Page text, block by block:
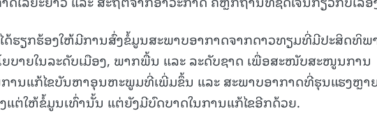
ດ້ຮຽກຮ້ອງໃຫ້ມີການສົ່ງຂໍ້ມູນສະພາບອາກາດຈາກດາວທຽມທີ່ມີປະສິດທິພ
ບາຍໃນລະດັບເມືອງ, ພາກພື້ນ ແລະ ລະດັບຊາດ ເພື່ອສະໜັບສະໜູນການ
ານແກ້ໄຂບັນຫາອຸນຫະພູມທີ່ເພີ່ມຂຶ້ນ ແລະ ສະພາບອາກາດທີ່ຮຸນແຮງຫຼາ
ແຕ່ໃຫ້ຂໍ້ມູນເທົ່ານັ້ນ ແຕ່ຍັງມີບົດບາດໃນການແກ້ໄຂອີກດ້ວຍ.